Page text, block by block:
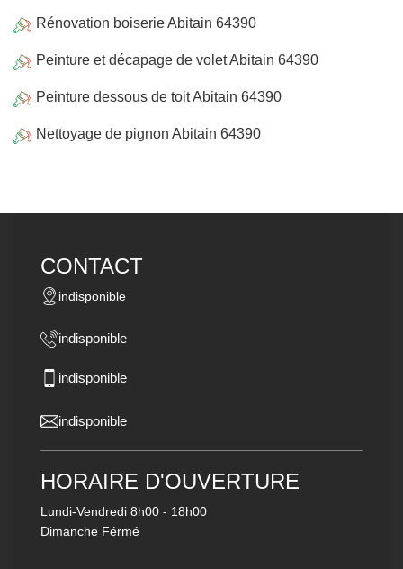
Rénovation boiserie Abitain 64390
Peinture et décapage de volet Abitain 64390
Peinture dessous de toit Abitain 64390
Nettoyage de pignon Abitain 64390
CONTACT
indisponible
indisponible
indisponible
indisponible
HORAIRE D'OUVERTURE
Lundi-Vendredi 8h00 - 18h00
Dimanche Férmé